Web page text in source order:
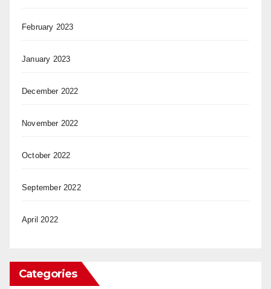
February 2023
January 2023
December 2022
November 2022
October 2022
September 2022
April 2022
Categories